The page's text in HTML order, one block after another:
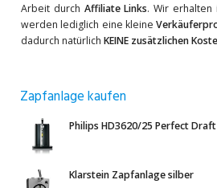
Arbeit durch Affiliate Links. Wir erhalten
werden lediglich eine kleine
dadurch natürlich KEINE zusätzlichen
Zapfanlage kaufen
Philips HD3620/25 Perfect
Klarstein Zapfanlage silber